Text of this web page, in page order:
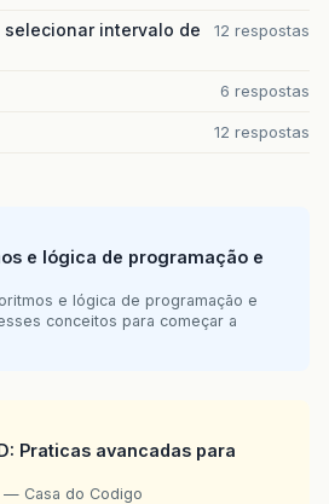
selecionar intervalo de
12 respostas
6 respostas
12 respostas
e lógica de programação e
e lógica de programação e
conceitos para começar a
Praticas avancadas para
— Casa do Codigo